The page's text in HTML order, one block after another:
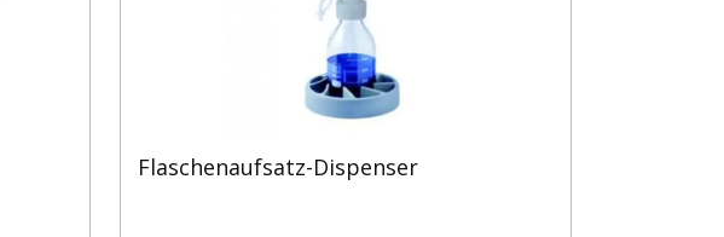
Flaschenaufsatz-Dispenser